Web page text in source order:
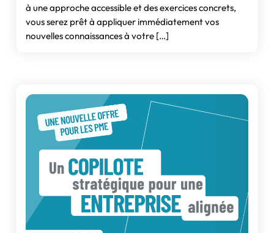
à une approche accessible et des exercices concrets,
vous serez prêt à appliquer immédiatement vos
nouvelles connaissances à votre […]